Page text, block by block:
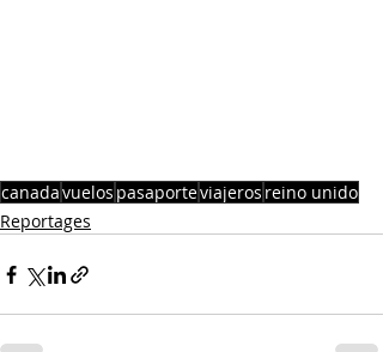
canadavuelos pasaporteviajeros reino unido
Reportages